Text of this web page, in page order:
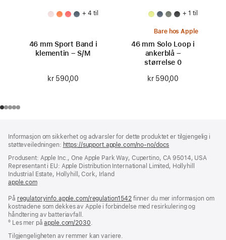
+ 4 til
46 mm Sport Band i
klementin – S/M
kr 590,00
+ 1 til
Bare hos Apple
46 mm Solo Loop i
ankerblå –
størrelse 0
kr 590,00
Informasjon om sikkerhet og advarsler for dette produktet er tilgjengelig i
støtteveiledningen: https://support.apple.com/no-no/docs
nytt
vindu)
Produsent: Apple Inc., One Apple Park Way, Cupertino, CA 95014, USA
Representant i EU: Apple Distribution International Limited, Hollyhill
Industrial Estate, Hollyhill, Cork, Irland
apple.com(åpnes
nytt
vindu)
På regulatoryinfo.apple.com/regulation1542(åpnes
i
finner du mer informasjon om
kostnadene som dekkes av Apple i forbindelse med resirkulering og
håndtering av batteriavfall.
º Les mer påapple.com/2030.
Tilgjengeligheten av remmer kan variere.